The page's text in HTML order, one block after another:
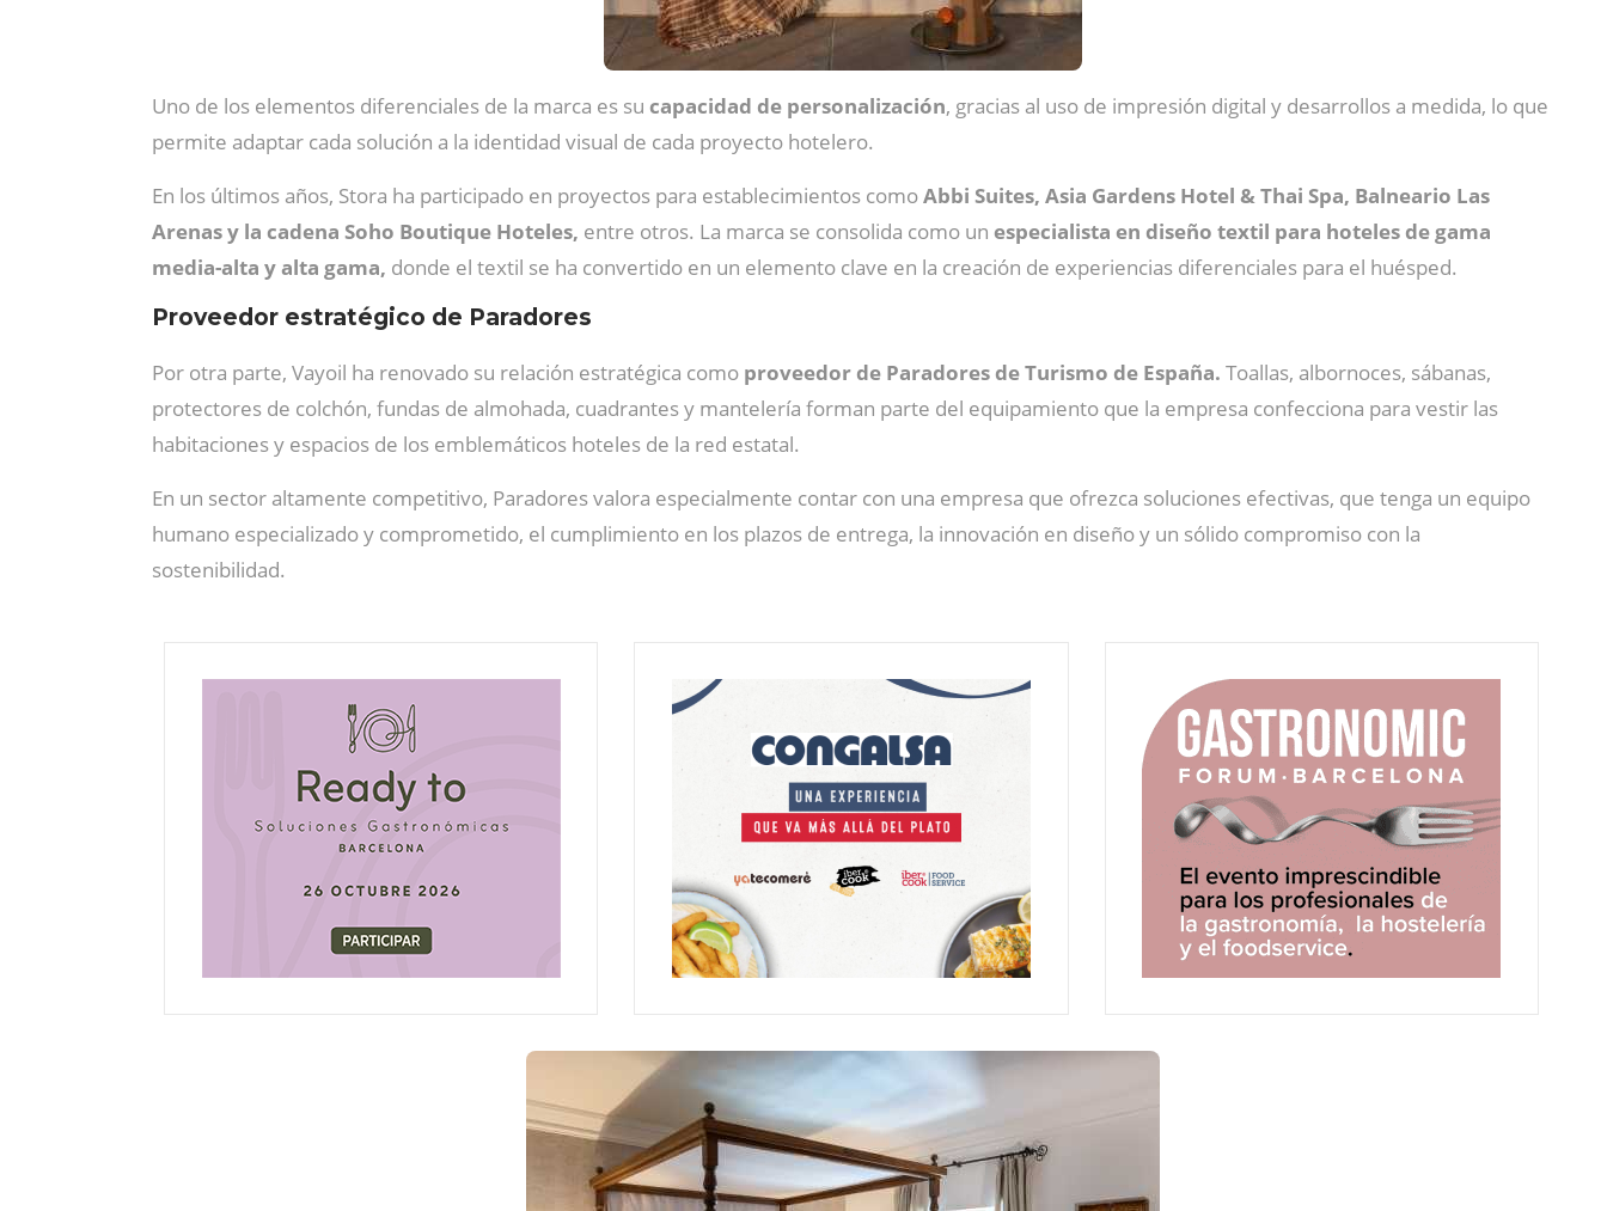
Uno de los elementos diferenciales de la marca es su capacidad de personalización, gracias al uso de impresión digital y desarrollos a medida, lo que
permite adaptar cada solución a la identidad visual de cada proyecto hotelero.
En los últimos años, Stora ha participado en proyectos para establecimientos comoAbbi Suites, Asia Gardens Hotel & Thai Spa, Balneario Las
Arenas y la cadena Soho Boutique Hoteles, entre otros. La marca se consolida como un especialista en diseño textil para hoteles de gama
media-alta y alta gama, donde el textil se ha convertido en un elemento clave en la creación de experiencias diferenciales para el huésped.
Proveedor estratégico de Paradores
Por otra parte, Vayoil ha renovado su relación estratégica como proveedor de Paradores de Turismo de España. Toallas, albornoces, sábanas,
protectores de colchón, fundas de almohada, cuadrantes y mantelería forman parte del equipamiento que la empresa confecciona para vestir las
habitaciones y espacios de los emblemáticos hoteles de la red estatal.
En un sector altamente competitivo, Paradores valora especialmente contar con una empresa que ofrezca soluciones efectivas, que tenga un equipo
humano especializado y comprometido, el cumplimiento en los plazos de entrega, la innovación en diseño y un sólido compromiso con la
sostenibilidad.